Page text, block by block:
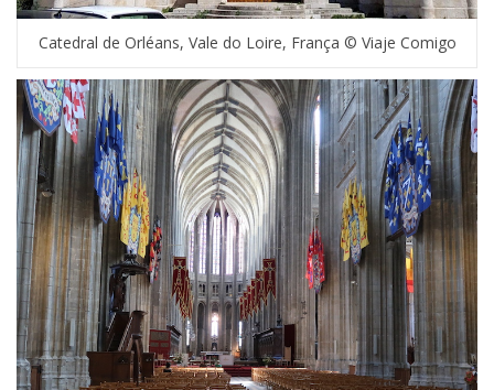
Catedral de Orléans, Vale do Loire, França © Viaje Comigo